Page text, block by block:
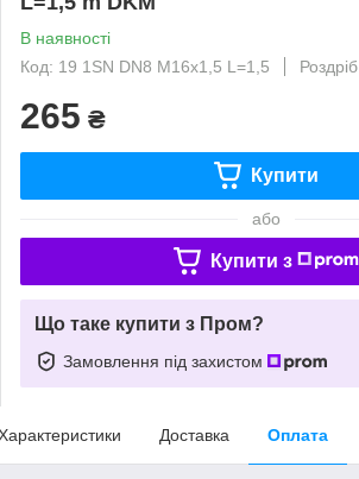
В наявності
Код: 19 1SN DN8 М16х1,5 L=1,5
Роздріб
265 ₴
Купити
або
Купити з
Що таке купити з Пром?
Замовлення під захистом
Доставка Оплата